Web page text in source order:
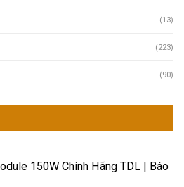
(13)
(223)
(90)
150W Chính Hãng TDL | Báo